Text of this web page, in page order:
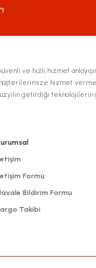
ve hızlı hizmet
hizmet
getirdiği
Formu
Bildirim Formu
Takibi